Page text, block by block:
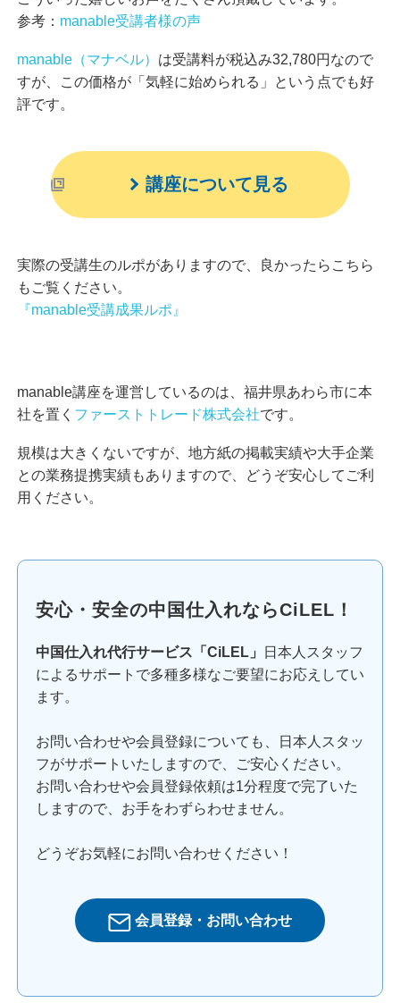
参考： manable受講者様の声
manable（マナベル） は受講料が税込み32,780円なので
すが、この価格が「気軽に始められる」という点でも好
評です。
講座について見る
実際の受講生のルポがありますので、良かったらこちら
もご覧ください。
『manable受講成果ルポ』
manable講座を運営しているのは、福井県あわら市に本
社を置く ファーストトレード株式会社です。
規模は大きくないですが、地方紙の掲載実績や大手企業
との業務提携実績もありますので、どうぞ安心してご利
用ください。
安心・安全の中国仕入れならCiLEL！
中国仕入れ代行サービス「CiLEL」
日本人スタッフ
によるサポートで多種多様なご要望にお応えしてい
ます。
お問い合わせや会員登録についても、日本人スタッ
フがサポートいたしますので、ご安心ください。
お問い合わせや会員登録依頼は1分程度で完了いた
しますので、お手をわずらわせません。
どうぞお気軽にお問い合わせください！
会員登録・お問い合わせ